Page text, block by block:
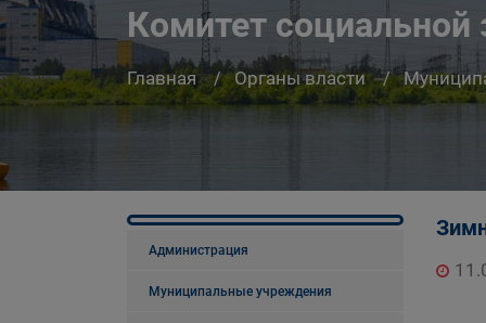
Комитет
Главная Органы власти
Администрация
Муниципальные учреждения